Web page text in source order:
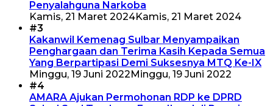
Penyalahguna Narkoba
Kamis, 21 Maret 2024Kamis, 21 Maret 2024
#3
Kakanwil Kemenag Sulbar Menyampaikan
Penghargaan dan Terima Kasih Kepada Semua
Yang Berpartipasi Demi Suksesnya MTQ Ke-IX
Minggu, 19 Juni 2022 Minggu, 19 Juni 2022
#4
AMARA Ajukan Permohonan RDP ke DPRD